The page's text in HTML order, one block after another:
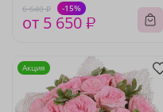
6 640 ₽ -15%
от 5 650 ₽
Акция